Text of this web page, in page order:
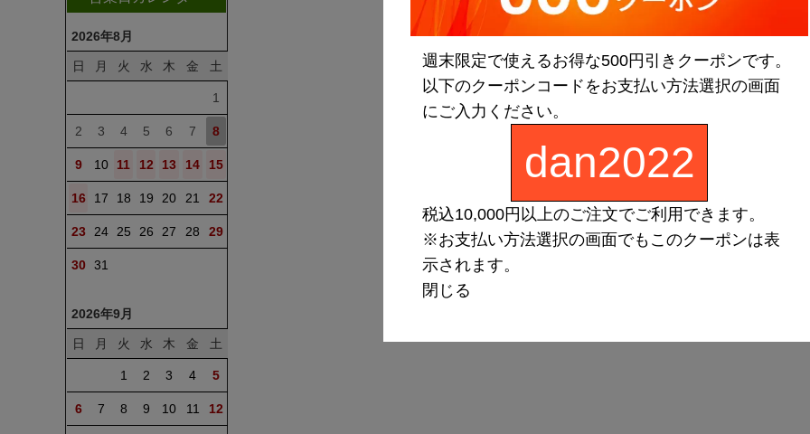
2026年8月
日 月 火 水 木 金 土
1
2 3 4 5 6 7 8
9 10 11 12 13 14 15
16 17 18 19 20 21 22
23 24 25 26 27 28 29
30 31
2026年9月
日 月 火 水 木 金 土
1 2 3 4 5
6 7 8 9 10 11 12
週末限定で使えるお得な500円引きクーポンです。
以下のクーポンコードをお支払い方法選択の画面
にご入力ください。
dan2022
税込10,000円以上のご注文でご利用できます。
※お支払い方法選択の画面でもこのクーポンは表
示されます。
閉じる